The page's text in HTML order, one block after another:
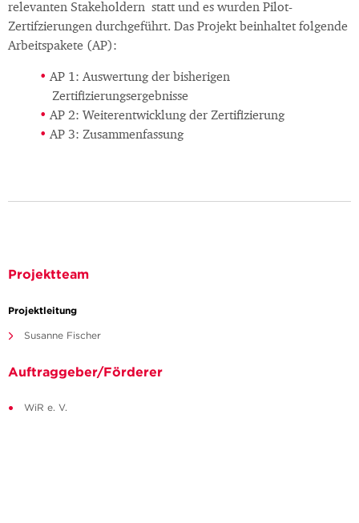
relevanten Stakeholdern statt und es wurden Pilot-
Zertifzierungen durchgeführt. Das Projekt beinhaltet folgende
Arbeitspakete (AP):
AP 1: Auswertung der bisherigen
Zertifizierungsergebnisse
AP 2: Weiterentwicklung der Zertifizierung
AP 3: Zusammenfassung
Projektteam
Projektleitung
Susanne Fischer
Auftraggeber/Förderer
WiR e. V.